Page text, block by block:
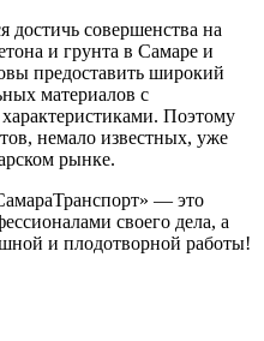
достичь совершенства на
и грунта в Самаре и
предоставить широкий
материалов с
Поэтому
немало известных, уже
рынке.
— это
своего дела, а
и плодотворной работы!